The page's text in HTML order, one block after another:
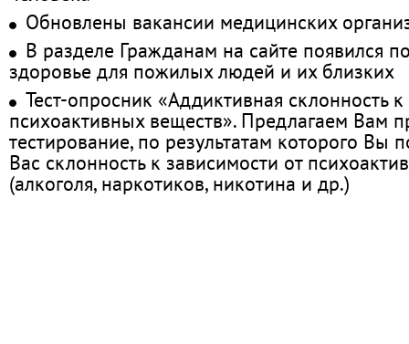
Обновлены вакансии медицинских
В разделе Гражданам на сайте появился
здоровье для пожилых людей и их близких
Тест-опросник «Аддиктивная склонность
психоактивных веществ». Предлагаем Вам
тестирование, по результатам которого Вы
Вас склонность к зависимости от
(алкоголя, наркотиков, никотина и др.)